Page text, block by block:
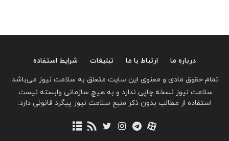
درباره ما ارتباط با ما تبلیغات
شرایط استفاده
تمام حقوق مادی و معنوی این سایت متعلق به سلامت نیوز می‌باشد.
سلامت نیوز نسخه چاپی ندارد و به هیچ سازمانی وابسته نیست.
استفاده از مطالب بدون ذکر منبع سلامت نیوز پیگرد قانونی دارد.